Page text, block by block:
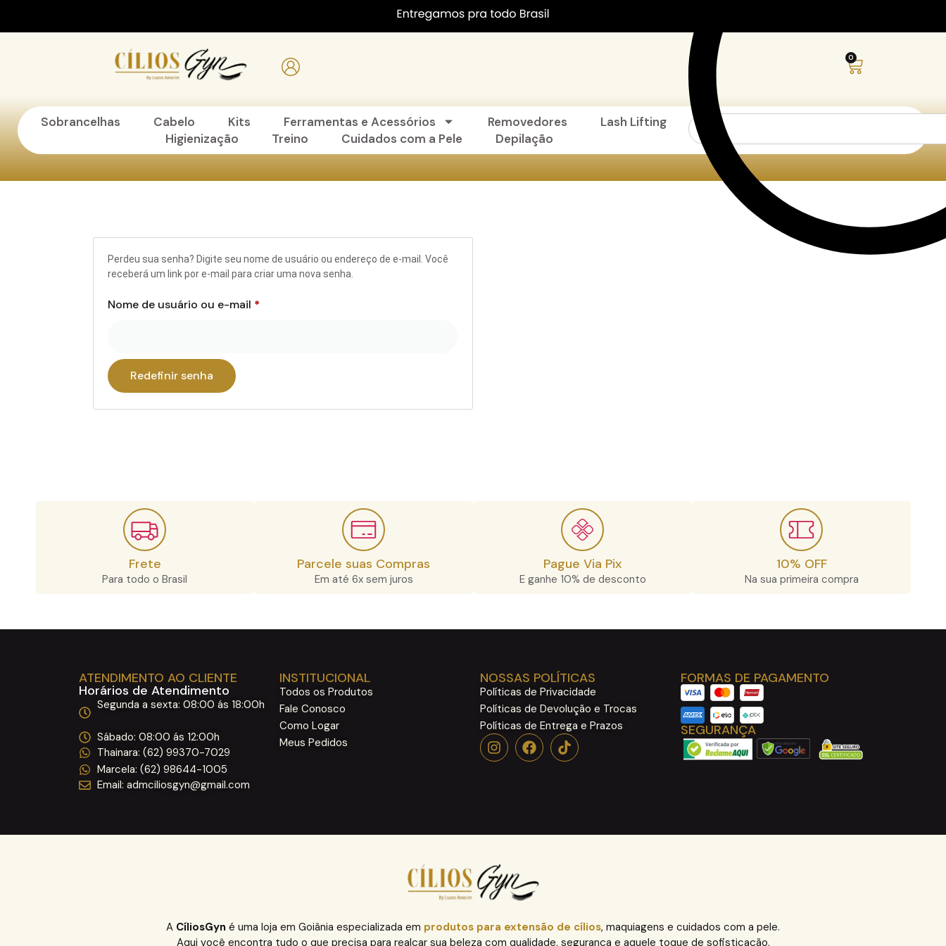
0
Sobrancelhas Cabelo Kits Ferramentas e Acessórios Removedores
Lash Lifting
Higienização
Treino Cuidados com a Pele Depilação
Perdeu sua senha? Digite seu nome de usuário ou endereço de e-mail. Você
receberá um link por e-mail para criar uma nova senha.
Nome de usuário ou e-mail *
Redefinir senha
Frete
Para todo o Brasil
Parcele suas Compras
Em até 6x sem juros
Pague Via Pix
E ganhe 10% de desconto
10% OFF
Na sua primeira compra
ATENDIMENTO AO CLIENTE
Horários de Atendimento
Segunda a sexta: 08:00 ás 18:00h
Sábado: 08:00 ás 12:00h ​
Thainara: (62) 99370-7029 ​
Marcela: (62) 98644-1005 ​
Email: admciliosgyn@gmail.com
INSTITUCIONAL
Todos os Produtos
Fale Conosco
Como Logar
Meus Pedidos
NOSSAS POLÍTICAS
Políticas de Privacidade
Políticas de Devolução e Trocas
Políticas de Entrega e Prazos
FORMAS DE PAGAMENTO
SEGURANÇA
A CíliosGyn é uma loja em Goiânia especializada em produtos para extensão de cílios, maquiagens e cuidados com a pele.
Aqui você encontra tudo o que precisa para realçar sua beleza com qualidade, segurança e aquele toque de sofisticação.